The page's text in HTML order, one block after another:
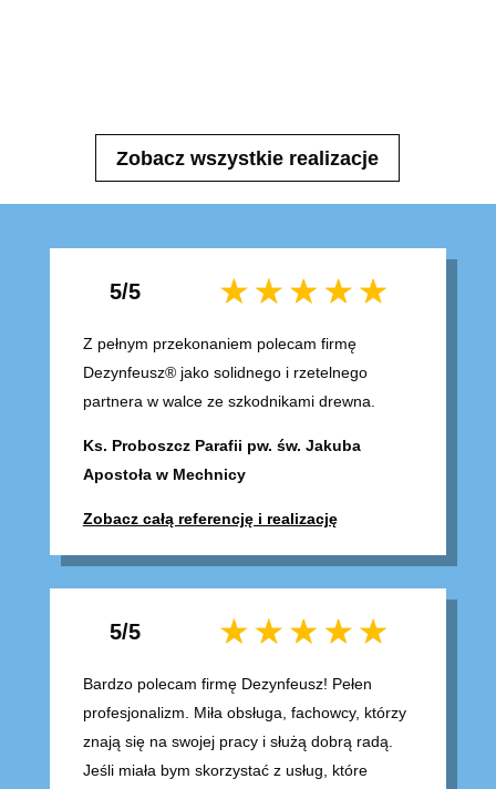
Zobacz wszystkie realizacje
5/5
Z pełnym przekonaniem polecam firmę
Dezynfeusz® jako solidnego i rzetelnego
partnera w walce ze szkodnikami drewna.
Ks. Proboszcz Parafii pw. św. Jakuba
Apostoła w Mechnicy
Zobacz całą referencję i realizację
5/5
Bardzo polecam firmę Dezynfeusz! Pełen
profesjonalizm. Miła obsługa, fachowcy, którzy
znają się na swojej pracy i służą dobrą radą.
Jeśli miała bym skorzystać z usług, które